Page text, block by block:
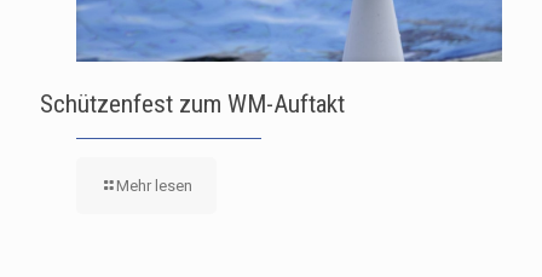
Schützenfest zum WM-Auftakt
Mehr lesen